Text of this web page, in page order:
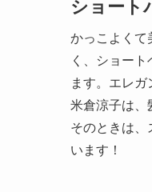
ショート
かっこよくて
く、ショー
ます。エレガ
米倉涼子は、
そのときは、
います！